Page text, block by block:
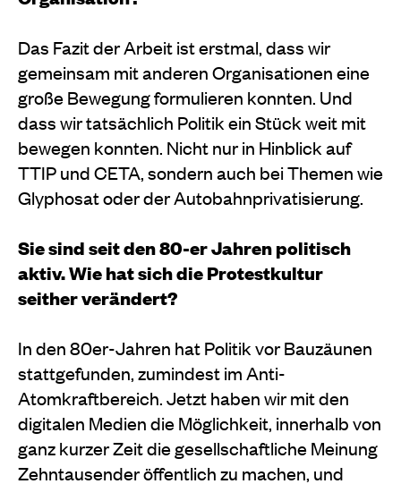
Das Fazit der Arbeit ist erstmal, dass wir
gemeinsam mit anderen Organisationen eine
große Bewegung formulieren konnten. Und
dass wir tatsächlich Politik ein Stück weit mit
bewegen konnten. Nicht nur in Hinblick auf
TTIP und CETA, sondern auch bei Themen wie
Glyphosat oder der Autobahnprivatisierung.
Sie sind seit den 80-er Jahren politisch
aktiv. Wie hat sich die Protestkultur
seither verändert?
In den 80er-Jahren hat Politik vor Bauzäunen
stattgefunden, zumindest im Anti-
Atomkraftbereich. Jetzt haben wir mit den
digitalen Medien die Möglichkeit, innerhalb von
ganz kurzer Zeit die gesellschaftliche Meinung
Zehntausender öffentlich zu machen, und